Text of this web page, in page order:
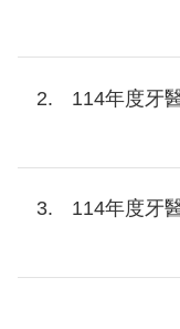
114年度牙
114年度牙